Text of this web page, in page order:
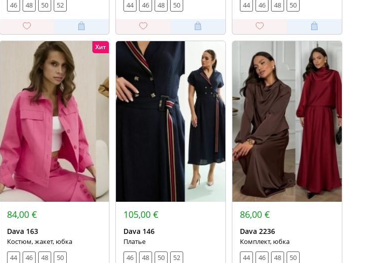
46
48 50 52
44
46 48 50
44
46 48 50
Хит
84,00 €
Dava 163
Костюм, жакет, юбка
44
46 48 50
105,00 €
Dava 146
Платье
46
48 50 52
86,00 €
Dava 2236
Комплект, юбка
44
46 48 50